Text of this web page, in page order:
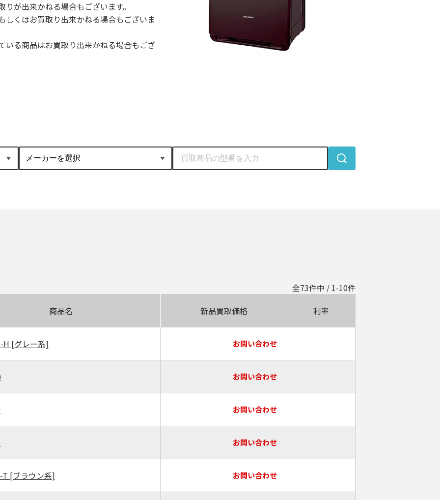
が出来かねる場合もございます。
くはお買取り出来かねる場合もございま
る商品はお買取り出来かねる場合もござ
全73件中 / 1-10件
商品名
新品買取価格 利率
H [グレー系] お問い合わせ
お問い合わせ
お問い合わせ
お問い合わせ
T [ブラウン系] お問い合わせ